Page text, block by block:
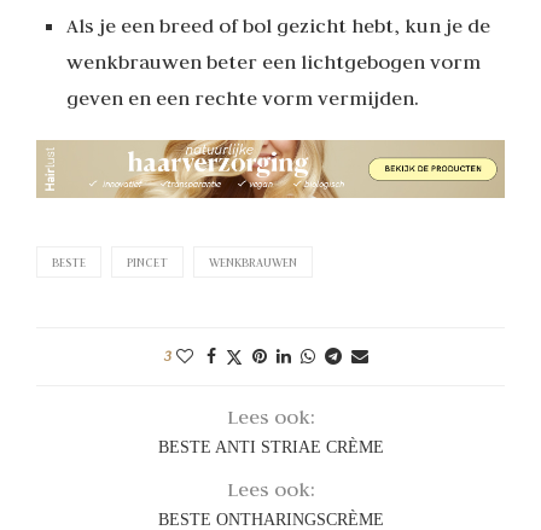
Als je een breed of bol gezicht hebt, kun je de
wenkbrauwen beter een lichtgebogen vorm
geven en een rechte vorm vermijden.
BESTE PINCET WENKBRAUWEN
3
Lees ook:
BESTE ANTI STRIAE CRÈME
Lees ook:
BESTE ONTHARINGSCRÈME